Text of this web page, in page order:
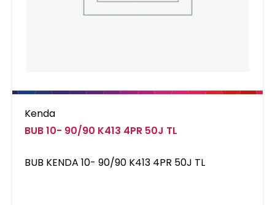
Kenda
BUB 10- 90/90 K413 4PR 50J TL
BUB KENDA 10- 90/90 K413 4PR 50J TL